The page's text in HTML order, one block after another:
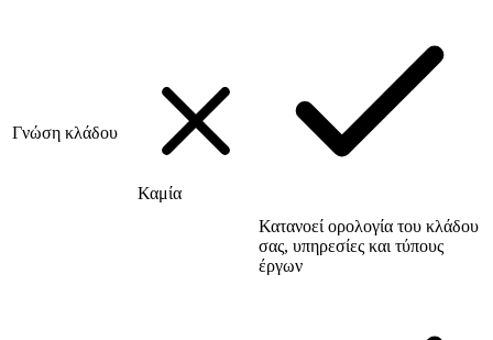
Γνώση κλάδου
Καμία
Κατανοεί ορολογία του κλάδου
σας, υπηρεσίες και τύπους
έργων